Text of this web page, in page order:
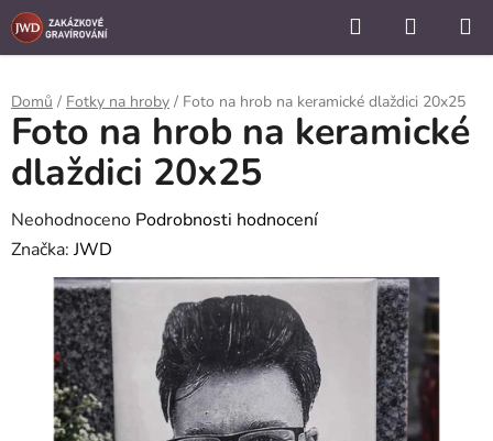
```
Přejít
na
Hledat
KOŠÍK
Domů / Fotky na hroby / Foto na hrob na keramické dlaždici 20x25
Foto na hrob na keramické
dlaždici 20x25
Průměrné
hodnocení
produktu
hvězdiček.
Neohodnoceno Podrobnosti hodnocení
Značka:JWD